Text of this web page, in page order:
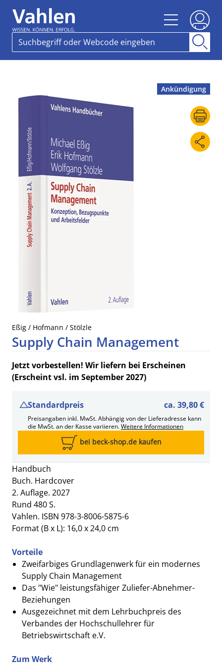
Ankündigung
Eßig / Hofmann / Stölzle
Supply Chain Management
Handbuch
Buch. Hardcover
2. Auflage. 2027
Rund 480 S.
Vahlen. ISBN 978-3-8006-5875-6
Format (B x L): 16,0 x 24,0 cm
Vorteile
Zweifarbiges Grundlagenwerk für ein modernes
Supply Chain Management
Das "Wie" leistungsfähiger Zuliefer-Abnehmer-
Beziehungen
Ausgezeichnet mit dem Lehrbuchpreis des
Verbandes der Hochschullehrer für
Betriebswirtschaft e.V.
Zum Werk
Jetzt vorbestellen! Wir liefern bei Erscheinen
(Erscheint vsl. im September 2027)
Standardpreis ca. 39,80 €
Preisangaben inkl. MwSt. Abhängig von der Lieferadresse kann
die MwSt. an der Kasse variieren.Weitere Informationen
bei beck-shop.de kaufen